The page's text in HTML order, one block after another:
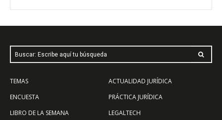
Buscar: Escribe aquí tu búsqueda
TEMAS
ENCUESTA
LIBRO DE LA SEMANA
ACTUALIDAD JURÍDICA
PRÁCTICA JURÍDICA
LEGALTECH